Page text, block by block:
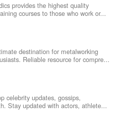
provides the highest quality
courses to those who work or...
destination for metalworking
Reliable resource for compre...
celebrity updates, gossips,
Stay updated with actors, athlete...